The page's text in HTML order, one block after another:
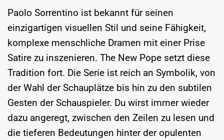
Paolo Sorrentino ist bekannt für seinen
einzigartigen visuellen Stil und seine Fähigkeit,
komplexe menschliche Dramen mit einer Prise
Satire zu inszenieren. The New Pope setzt diese
Tradition fort. Die Serie ist reich an Symbolik, von
der Wahl der Schauplätze bis hin zu den subtilen
Gesten der Schauspieler. Du wirst immer wieder
dazu angeregt, zwischen den Zeilen zu lesen und
die tieferen Bedeutungen hinter der opulenten